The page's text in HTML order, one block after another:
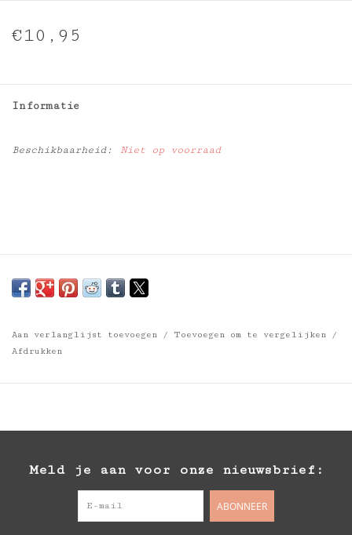
€10,95
Informatie
Beschikbaarheid: Niet op voorraad
Aan verlanglijst toevoegen / Toevoegen om te vergelijken
/
Afdrukken
Meld je aan voor onze nieuwsbrief:
ABONNEER